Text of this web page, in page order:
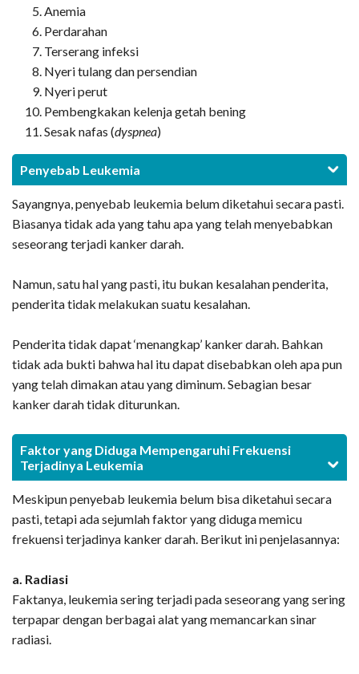
Anemia
Perdarahan
Terserang infeksi
Nyeri tulang dan persendian
Nyeri perut
Pembengkakan kelenja getah bening
Sesak nafas (dyspnea)
Penyebab Leukemia
Sayangnya, penyebab leukemia belum diketahui secara pasti.
Biasanya tidak ada yang tahu apa yang telah menyebabkan
seseorang terjadi kanker darah.
Namun, satu hal yang pasti, itu bukan kesalahan penderita,
penderita tidak melakukan suatu kesalahan.
Penderita tidak dapat ‘menangkap’ kanker darah. Bahkan
tidak ada bukti bahwa hal itu dapat disebabkan oleh apa pun
yang telah dimakan atau yang diminum. Sebagian besar
kanker darah tidak diturunkan.
Faktor yang Diduga Mempengaruhi Frekuensi
Terjadinya Leukemia
Meskipun penyebab leukemia belum bisa diketahui secara
pasti, tetapi ada sejumlah faktor yang diduga memicu
frekuensi terjadinya kanker darah. Berikut ini penjelasannya:
a. Radiasi
Faktanya, leukemia sering terjadi pada seseorang yang sering
terpapar dengan berbagai alat yang memancarkan sinar
radiasi.